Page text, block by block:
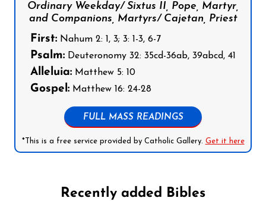
Ordinary Weekday/ Sixtus II, Pope, Martyr,
and Companions, Martyrs/ Cajetan, Priest
First: Nahum 2: 1, 3; 3: 1-3, 6-7
Psalm: Deuteronomy 32: 35cd-36ab, 39abcd, 41
Alleluia: Matthew 5: 10
Gospel: Matthew 16: 24-28
FULL MASS READINGS
*This is a free service provided by Catholic Gallery. Get it here
Recently added Bibles